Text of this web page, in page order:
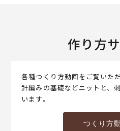
作り方
各種つくり方動画をご覧いた
針編みの基礎などニットと、
います。
つくり方